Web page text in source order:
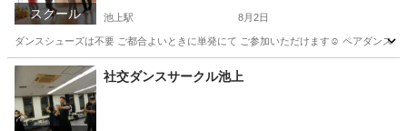
スクール 池上駅 8月2日
ダンスシューズは不要 ご都合よいときに単発にて ご参加いただけます☺️ ペアダンス
東京 大田区 池上駅 社交ダンス
社交ダンスサークル池上